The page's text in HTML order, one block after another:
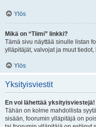
Ylös
Mikä on “Tiimi” linkki?
Tämä sivu näyttää sinulle listan
ylläpitäjät, valvojat ja muut
Ylös
Yksityisviestit
En voi lähettää yksityisviestejä!
Tähän on kolme mahdollista
sisään, foorumin ylläpitäjä on